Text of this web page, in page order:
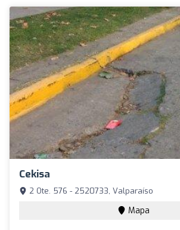
Cekisa
2 Ote. 576 - 2520733, Valparaíso
Mapa